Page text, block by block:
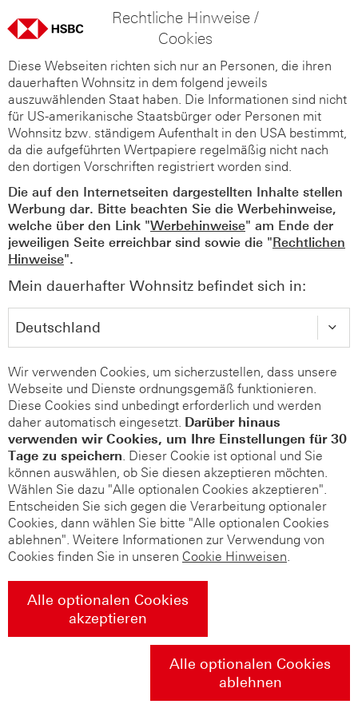
Rechtliche Hinweise /
Cookies
Diese Webseiten richten sich nur an Personen, die ihren
dauerhaften Wohnsitz in dem folgend jeweils
auszuwählenden Staat haben. Die Informationen sind nicht
für US-amerikanische Staatsbürger oder Personen mit
Wohnsitz bzw. ständigem Aufenthalt in den USA bestimmt,
da die aufgeführten Wertpapiere regelmäßig nicht nach
den dortigen Vorschriften registriert worden sind.
Die auf den Internetseiten dargestellten Inhalte stellen
Werbung dar. Bitte beachten Sie die Werbehinweise,
welche über den Link "Werbehinweise" am Ende der
jeweiligen Seite erreichbar sind sowie die "Rechtlichen
Hinweise".
Mein dauerhafter Wohnsitz befindet sich in:
Wir verwenden Cookies, um sicherzustellen, dass unsere
Webseite und Dienste ordnungsgemäß funktionieren.
Diese Cookies sind unbedingt erforderlich und werden
daher automatisch eingesetzt. Darüber hinaus
verwenden wir Cookies, um Ihre Einstellungen für 30
Tage zu speichern. Dieser Cookie ist optional und Sie
können auswählen, ob Sie diesen akzeptieren möchten.
Wählen Sie dazu "Alle optionalen Cookies akzeptieren".
Entscheiden Sie sich gegen die Verarbeitung optionaler
Cookies, dann wählen Sie bitte "Alle optionalen Cookies
ablehnen". Weitere Informationen zur Verwendung von
Cookies finden Sie in unseren Cookie Hinweisen.
Alle optionalen Cookies
akzeptieren
Alle optionalen Cookies
ablehnen